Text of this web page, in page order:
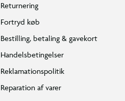
Returnering
Fortryd køb
Bestilling, betaling & gavekort
Handelsbetingelser
Reklamationspolitik
Reparation af varer